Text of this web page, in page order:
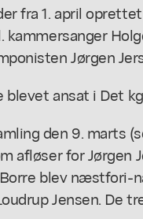
fra 1. april
Jørgen
ansat i Det
den 9. marts
afløser for Jørgen
blev næstfori-
Jensen. De